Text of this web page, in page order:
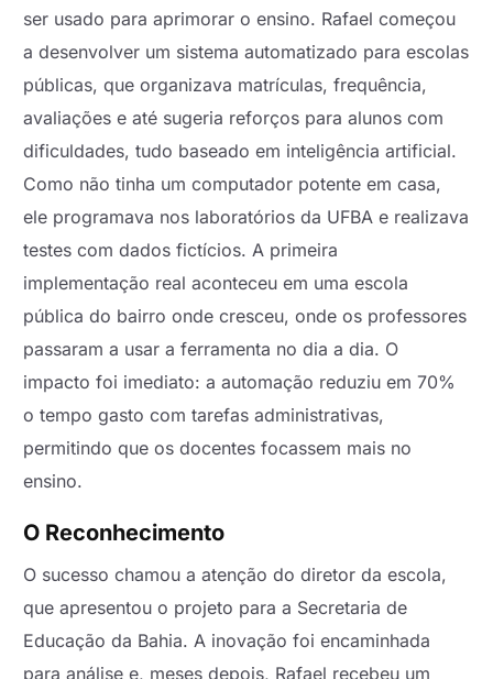
ser usado para aprimorar o ensino. Rafael começou
a desenvolver um sistema automatizado para escolas
públicas, que organizava matrículas, frequência,
avaliações e até sugeria reforços para alunos com
dificuldades, tudo baseado em inteligência artificial.
Como não tinha um computador potente em casa,
ele programava nos laboratórios da UFBA e realizava
testes com dados fictícios. A primeira
implementação real aconteceu em uma escola
pública do bairro onde cresceu, onde os professores
passaram a usar a ferramenta no dia a dia. O
impacto foi imediato: a automação reduziu em 70%
o tempo gasto com tarefas administrativas,
permitindo que os docentes focassem mais no
ensino.
O Reconhecimento
O sucesso chamou a atenção do diretor da escola,
que apresentou o projeto para a Secretaria de
Educação da Bahia. A inovação foi encaminhada
para análise e, meses depois, Rafael recebeu um